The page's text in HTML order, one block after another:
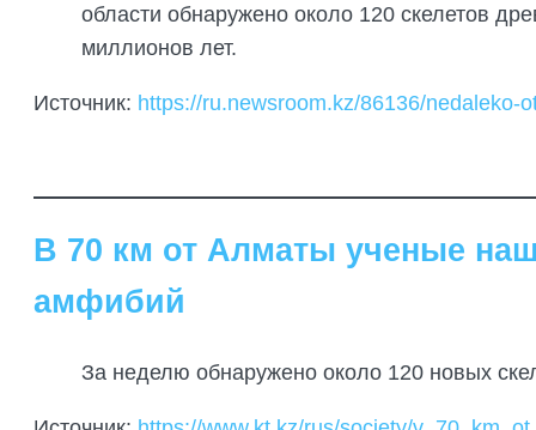
области обнаружено около 120 скелетов
миллионов лет.
Источник: https://ru.newsroom.kz/86136/nedaleko-
В 70 км от Алматы ученые
амфибий
За неделю обнаружено около 120 новых